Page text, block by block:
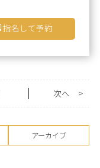
指名して予約
>
次へ
アーカイブ